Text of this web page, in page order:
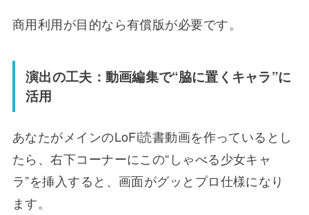
商用利用が目的なら有償版が必要です。
演出の工夫：動画編集で“脇に置くキャラ”に
活用
あなたがメインのLoFi読書動画を作っているとし
たら、右下コーナーにこの“しゃべる少女キャ
ラ”を挿入すると、画面がグッとプロ仕様になり
ます。